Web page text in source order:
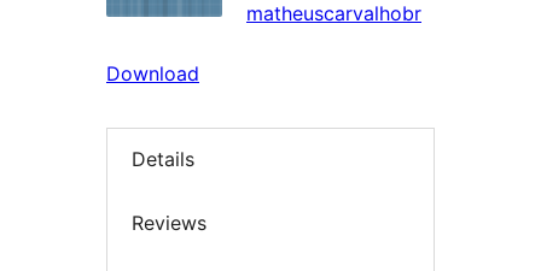
matheuscarvalhobr
Download
Details
Reviews